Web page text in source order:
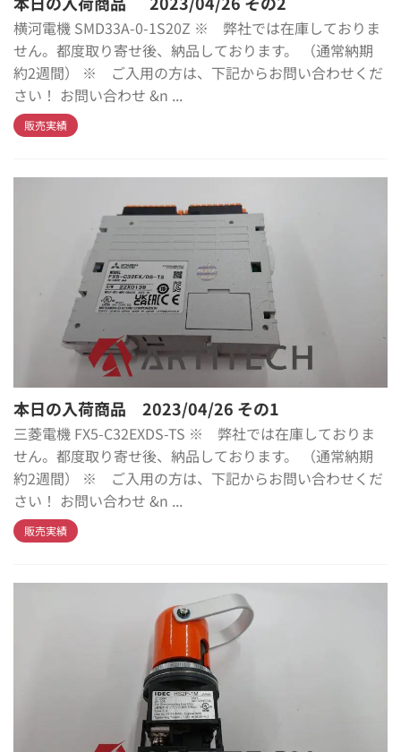
横河電機 SMD33A-0-1S20Z ※ 弊社では在庫しておりま
せん。都度取り寄せ後、納品しております。 （通常納期
約2週間） ※ ご入用の方は、下記からお問い合わせくだ
さい！ お問い合わせ &n ...
販売実績
本日の入荷商品 2023/04/26 その1
三菱電機 FX5-C32EXDS-TS ※ 弊社では在庫しておりま
せん。都度取り寄せ後、納品しております。 （通常納期
約2週間） ※ ご入用の方は、下記からお問い合わせくだ
さい！ お問い合わせ &n ...
販売実績